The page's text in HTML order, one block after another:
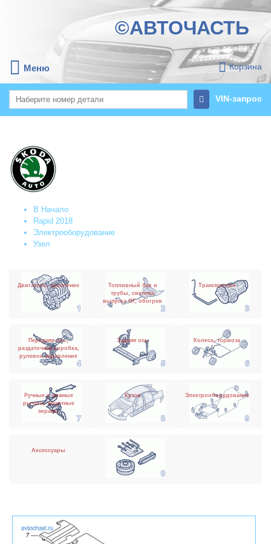
©АВТОЧАСТЬ
Меню Корзина
VIN-запрос
В Начало
Rapid 2018
Электрооборудование
Узел
Двигатель, сцепление
Топливный бак и
трубы, система
выпуска ОГ, обогрев
Трансмиссия
Передняя ось,
раздаточная коробка,
рулевое управление
Задняя ось Колеса, тормоза
Ручные и ножные
рычаги, защитные
экраны
Кузов Электрооборудование
Аксессуары